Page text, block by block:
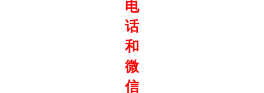
电
话
和
微
信